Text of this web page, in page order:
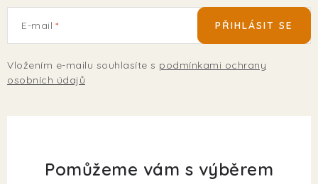
E-mail
Vložením e-mailu souhlasíte s podmínkami ochrany
osobních údajů
PŘIHLÁSIT SE
Pomůžeme vám s výběrem